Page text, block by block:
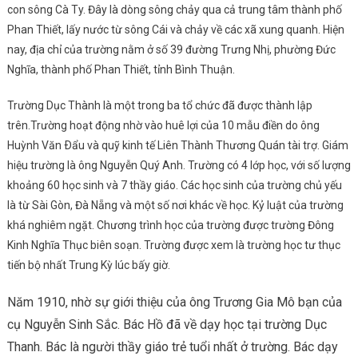
con sông Cà Ty. Đây là dòng sông chảy qua cả trung tâm thành phố
Phan Thiết, lấy nước từ sông Cái và chảy về các xã xung quanh. Hiện
nay, địa chỉ của trường nằm ở số 39 đường Trưng Nhị, phường Đức
Nghĩa, thành phố Phan Thiết, tỉnh Bình Thuận.
Trường Dục Thành là một trong ba tổ chức đã được thành lập
trên.Trường hoạt động nhờ vào huê lợi của 10 mẫu điền do ông
Huỳnh Văn Ðẩu và quỹ kinh tế Liên Thành Thương Quán tài trợ. Giám
hiệu trường là ông Nguyễn Quý Anh. Trường có 4 lớp học, với số lượng
khoảng 60 học sinh và 7 thầy giáo. Các học sinh của trường chủ yếu
là từ Sài Gòn, Đà Nẵng và một số nơi khác về học. Kỷ luật của trường
khá nghiêm ngặt. Chương trình học của trường được trường Đông
Kinh Nghĩa Thục biên soạn. Trường được xem là trường học tư thục
tiến bộ nhất Trung Kỳ lúc bấy giờ.
Năm 1910, nhờ sự giới thiệu của ông Trương Gia Mô bạn của
cụ Nguyễn Sinh Sắc. Bác Hồ đã về dạy học tại trường Dục
Thanh. Bác là người thầy giáo trẻ tuổi nhất ở trường. Bác dạy